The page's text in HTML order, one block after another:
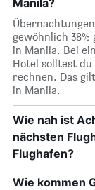
Manila?
gewöhnlich
in Manila. Bei
Hotel solltest
rechnen. Das
in Manila.
Wie nah ist
nächsten
Flughafen?
Wie kommen